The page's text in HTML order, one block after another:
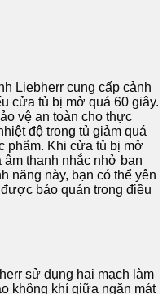
Liebherr cung cấp cảnh
cửa tủ bị mở quá 60 giây.
vệ an toàn cho thực
độ trong tủ giảm quá
phẩm. Khi cửa tủ bị mở
âm thanh nhắc nhở bạn
năng này, bạn có thể yên
bảo quản trong điều
sử dụng hai mạch làm
không khí giữa ngăn mát